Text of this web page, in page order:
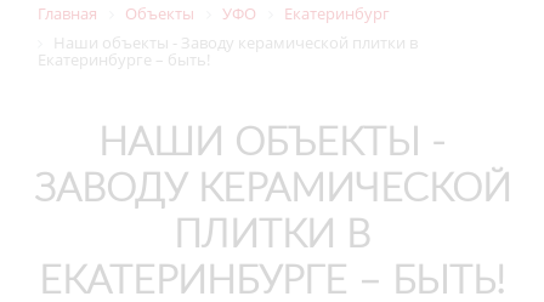
Главная Объекты УФО
Екатеринбург
Наши объекты - Заводу керамической плитки в
Екатеринбурге – быть!
НАШИ ОБЪЕКТЫ -
ЗАВОДУ КЕРАМИЧЕСКОЙ
ПЛИТКИ В
ЕКАТЕРИНБУРГЕ – БЫТЬ!